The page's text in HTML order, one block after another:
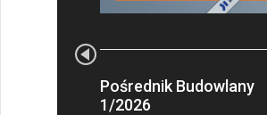
Pośrednik Budowlany
1/2026